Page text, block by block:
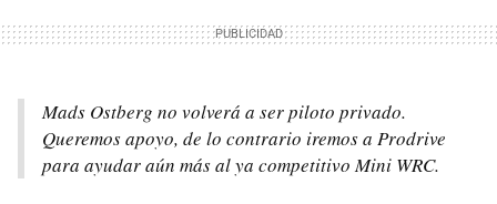
Mads Ostberg no volverá a ser piloto privado.
Queremos apoyo, de lo contrario iremos a Prodrive
para ayudar aún más al ya competitivo Mini WRC.